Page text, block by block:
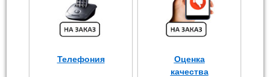
Телефония
Оценка
качества